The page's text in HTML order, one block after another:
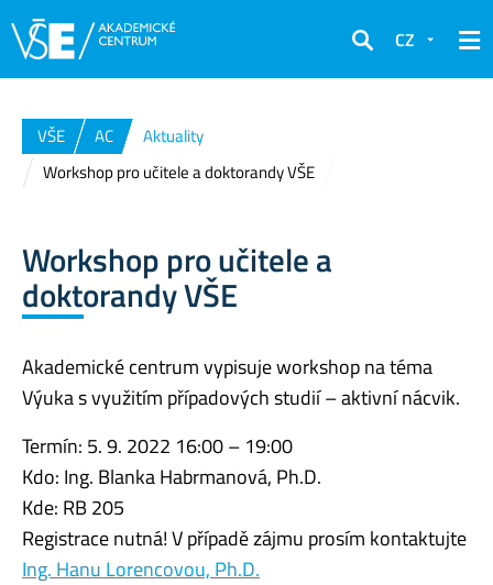
Hledat
CZ
VŠE AC
Aktuality
Workshop pro učitele a doktorandy VŠE
Workshop pro učitele a
doktorandy VŠE
Akademické centrum vypisuje workshop na téma
Výuka s využitím případových studií – aktivní nácvik.
Termín: 5. 9. 2022 16:00 – 19:00
Kdo: Ing. Blanka Habrmanová, Ph.D.
Kde: RB 205
Registrace nutná! V případě zájmu prosím kontaktujte
Ing. Hanu Lorencovou, Ph.D.